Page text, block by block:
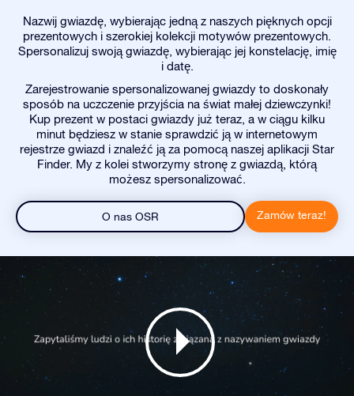
Nazwij gwiazdę, wybierając jedną z naszych pięknych opcji
prezentowych i szerokiej kolekcji motywów prezentowych.
Spersonalizuj swoją gwiazdę, wybierając jej konstelację, imię
i datę.
Zarejestrowanie spersonalizowanej gwiazdy to doskonały
sposób na uczczenie przyjścia na świat małej dziewczynki!
Kup prezent w postaci gwiazdy już teraz, a w ciągu kilku
minut będziesz w stanie sprawdzić ją w internetowym
rejestrze gwiazd i znaleźć ją za pomocą naszej aplikacji Star
Finder. My z kolei stworzymy stronę z gwiazdą, którą
możesz spersonalizować.
O nas OSR Zamów teraz!